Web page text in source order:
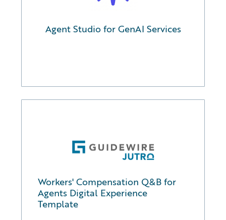
Agent Studio for GenAI Services
Workers' Compensation Q&B for
Agents Digital Experience
Template